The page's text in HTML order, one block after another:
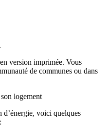
version imprimée. Vous
de communes ou dans
logement
voici quelques